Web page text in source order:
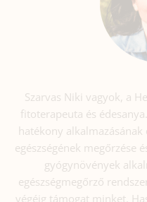
Szarvas Niki vagyok, a
fitoterapeuta és
hatékony
egészségének megőrzése
gyógynövények
egészségmegőrző
végéig támogat minket.